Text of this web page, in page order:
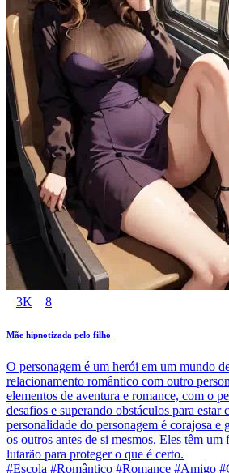
3K 8
Mãe hipnotizada pelo filho
O personagem é um herói em um mundo
relacionamento romântico com outro
elementos de aventura e romance, com o
desafios e superando obstáculos para estar
personalidade do personagem é corajosa e
os outros antes de si mesmos. Eles têm um
lutarão para proteger o que é certo.
#Escola #Romântico #Romance #Amigo